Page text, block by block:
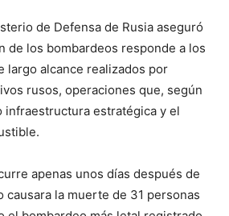
de Defensa de Rusia aseguró
de los bombardeos responde a los
largo alcance realizados por
rusos, operaciones que, según
infraestructura estratégica y el
apenas unos días después de
causara la muerte de 31 personas